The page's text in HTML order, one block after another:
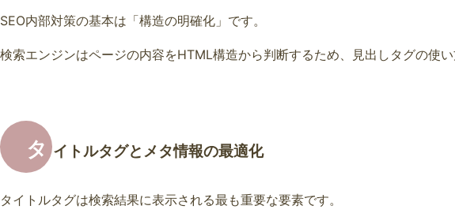
SEO内部対策の基本は「構造の明確化」です。
検索エンジンはページの内容をHTML構造から判断するため、見出しタグの使い
タ イトルタグとメタ情報の最適化
タイトルタグは検索結果に表示される最も重要な要素です。